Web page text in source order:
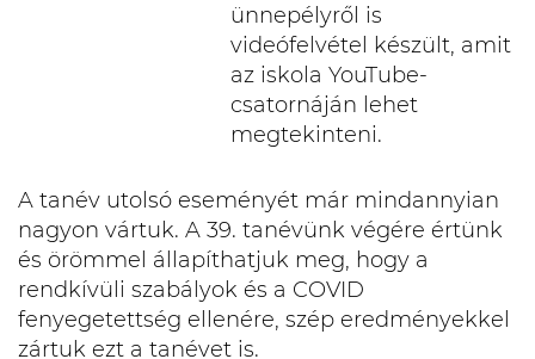
ünnepélyről is
videófelvétel készült, amit
az iskola YouTube-
csatornáján lehet
megtekinteni.
A tanév utolsó eseményét már mindannyian
nagyon vártuk. A 39. tanévünk végére értünk
és örömmel állapíthatjuk meg, hogy a
rendkívüli szabályok és a COVID
fenyegetettség ellenére, szép eredményekkel
zártuk ezt a tanévet is.